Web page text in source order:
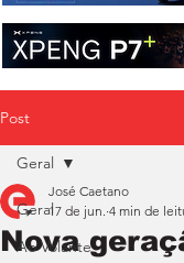
Post
Geral
Ao Volante
Geral
Nova
José Caetano
17 de jun. 4 min de